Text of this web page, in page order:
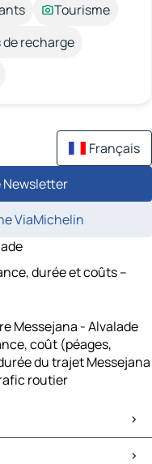
Tourisme
de recharge
Français
ViaMichelin
durée et coûts –
Messejana - Alvalade
coût (péages,
du trajet Messejana
routier